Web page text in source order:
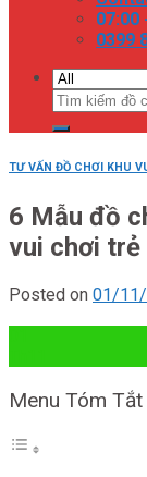
07:00
0399
Tìm
kiếm:
TƯ VẤN ĐỒ CHƠI KHU
6 Mẫu đồ
vui chơi trẻ
Posted on 01/
Menu Tóm